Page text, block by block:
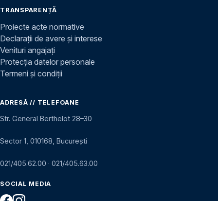
TRANSPARENȚĂ
Proiecte acte normative
Declarații de avere și interese
Venituri angajați
Protecția datelor personale
Termeni și condiții
ADRESĂ // TELEFOANE
Str. General Berthelot 28–30
Sector 1, 010168, București
021/405.62.00 · 021/405.63.00
SOCIAL MEDIA